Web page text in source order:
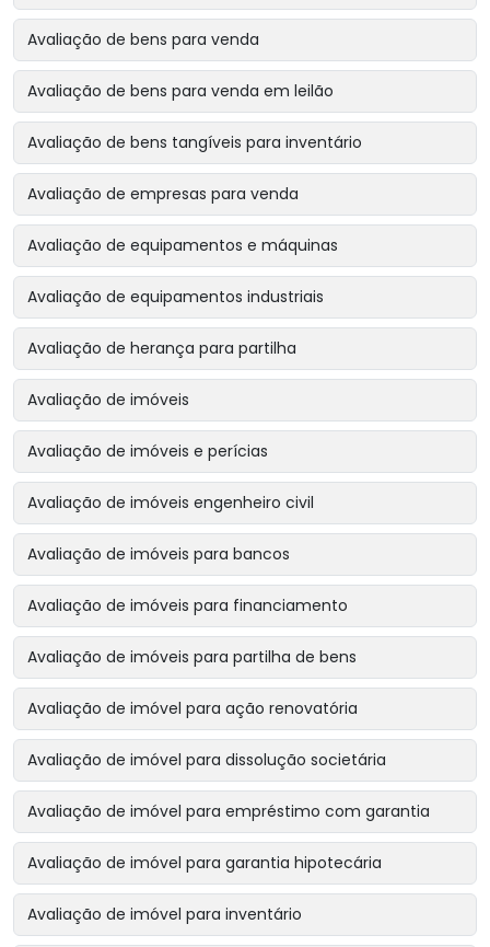
Avaliação de bens para venda
Avaliação de bens para venda em leilão
Avaliação de bens tangíveis para inventário
Avaliação de empresas para venda
Avaliação de equipamentos e máquinas
Avaliação de equipamentos industriais
Avaliação de herança para partilha
Avaliação de imóveis
Avaliação de imóveis e perícias
Avaliação de imóveis engenheiro civil
Avaliação de imóveis para bancos
Avaliação de imóveis para financiamento
Avaliação de imóveis para partilha de bens
Avaliação de imóvel para ação renovatória
Avaliação de imóvel para dissolução societária
Avaliação de imóvel para empréstimo com garantia
Avaliação de imóvel para garantia hipotecária
Avaliação de imóvel para inventário